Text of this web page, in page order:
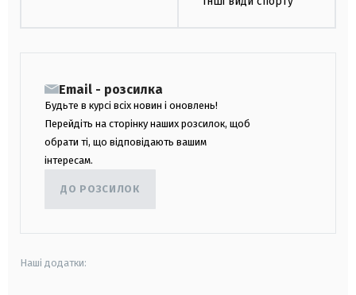
Email - розсилка
Будьте в курсі всіх новин і оновлень!
Перейдіть на сторінку наших розсилок, щоб
обрати ті, що відповідають вашим
інтересам.
ДО РОЗСИЛОК
Наші додатки: